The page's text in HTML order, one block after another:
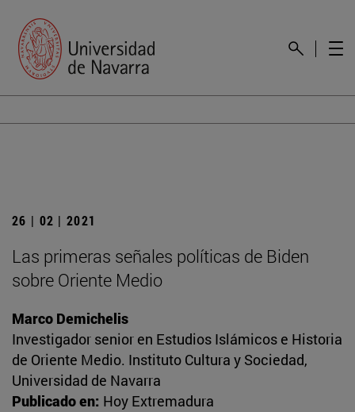
26 | 02 | 2021
Las primeras señales políticas de Biden
sobre Oriente Medio
Marco Demichelis
Investigador senior en Estudios Islámicos e Historia
de Oriente Medio. Instituto Cultura y Sociedad,
Universidad de Navarra
Publicado en: Hoy Extremadura